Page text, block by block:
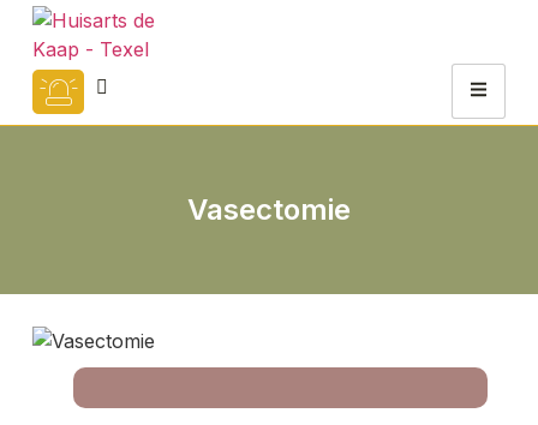
Vasectomie